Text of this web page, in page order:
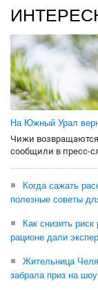
На Южный Урал
Чижи
сообщили в пресс-
Когда сажать
полезные советы
Как снизить
рационе дали
Жительница
забрала приз на